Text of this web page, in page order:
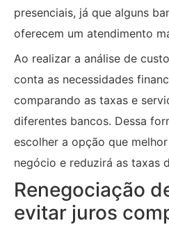
presenciais, já que alguns
oferecem um atendimento
Ao realizar a análise de
conta as necessidades
comparando as taxas e
diferentes bancos. Dessa
escolher a opção que
negócio e reduzirá as taxas
Renegociação
evitar juros